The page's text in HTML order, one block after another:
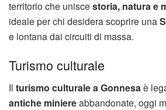
territorio che uniscestoria, natura e
ideale per chi desidera scoprire una
e lontana dai circuiti di massa.
Turismo culturale
Il turismo culturale a Gonnesaè
antiche miniereabbandonate, oggi